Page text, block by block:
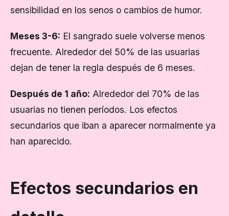
sensibilidad en los senos o cambios de humor.
Meses 3-6: El sangrado suele volverse menos
frecuente. Alrededor del 50% de las usuarias
dejan de tener la regla después de 6 meses.
Después de 1 año: Alrededor del 70% de las
usuarias no tienen períodos. Los efectos
secundarios que iban a aparecer normalmente ya
han aparecido.
Efectos secundarios en